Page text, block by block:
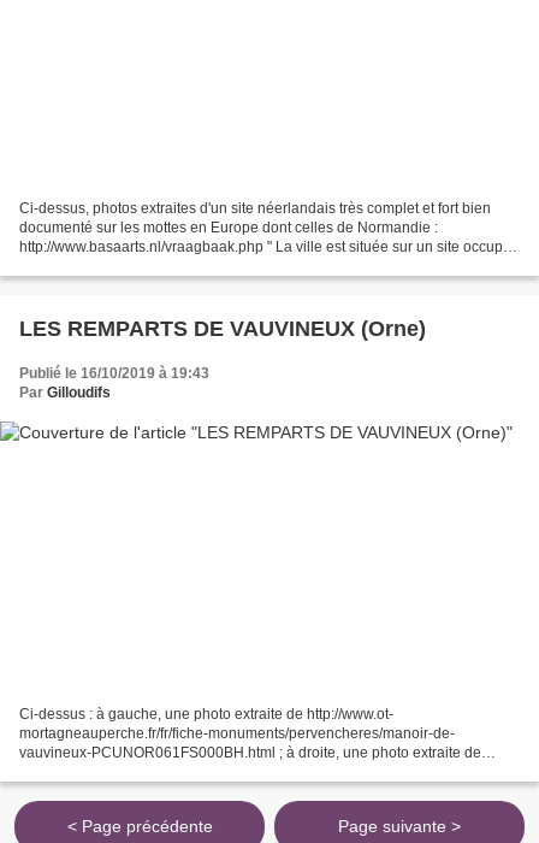
Ci-dessus, photos extraites d'un site néerlandais très complet et fort bien
documenté sur les mottes en Europe dont celles de Normandie :
http://www.basaarts.nl/vraagbaak.php " La ville est située sur un site occupé
LES REMPARTS DE VAUVINEUX (Orne)
Publié le 16/10/2019 à 19:43
Par Gilloudifs
Ci-dessus : à gauche, une photo extraite de http://www.ot-
mortagneauperche.fr/fr/fiche-monuments/pervencheres/manoir-de-
vauvineux-PCUNOR061FS000BH.html ; à droite, une photo extraite de
Pottin-de-Vauvineux.html...
< Page précédente Page suivante >